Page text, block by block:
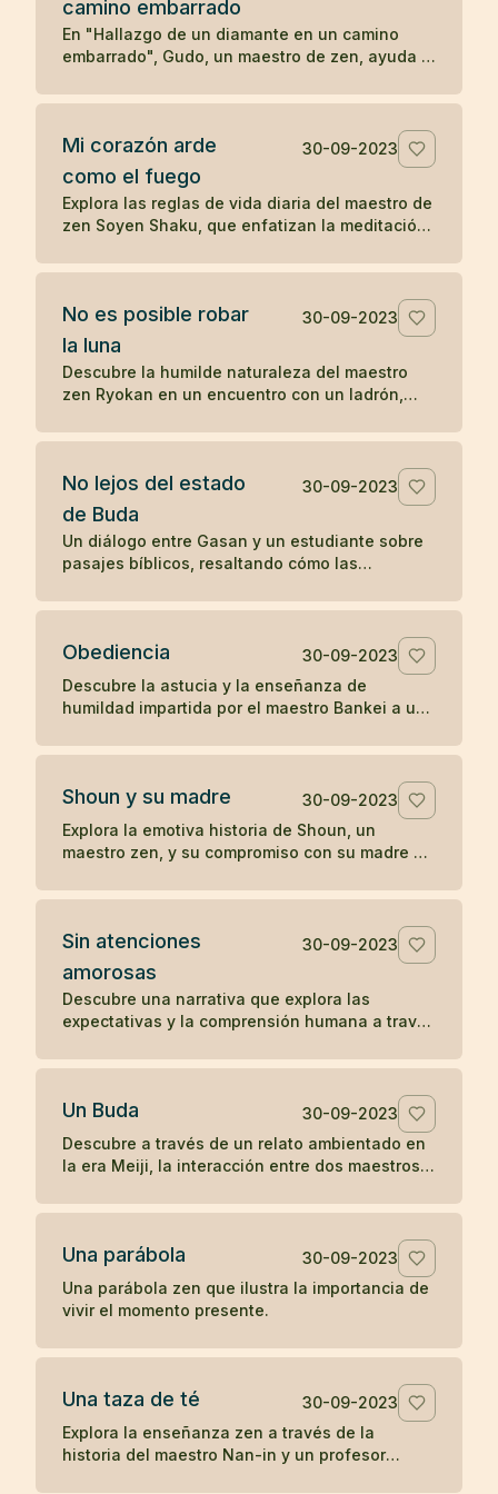
serenidad y la aceptación en las enseñanzas
Zen.
camino embarrado
En "Hallazgo de un diamante en un camino
embarrado", Gudo, un maestro de zen, ayuda a
consecuencias de su comportamiento
reflexión, el hombre decide seguir a Gudo y
transformar su vida, eventualmente
convirtiéndose en Mu-nan, un reconocido
maestro de zen, ilustrando cómo una
interacción significativa puede cambiar el
Mi corazón arde
como el fuego
30-09-2023
Explora las reglas de vida diaria del maestro de
zen Soyen Shaku, que enfatizan la meditación,
equilibrio entre el coraje y la ternura, guiando
No es posible robar
la luna
30-09-2023
Descubre la humilde naturaleza del maestro
zen Ryokan en un encuentro con un ladrón,
apreciación de las bellezas invaluables de la
No lejos del estado
de Buda
30-09-2023
Un diálogo entre Gasan y un estudiante sobre
pasajes bíblicos, resaltando cómo las
resonaron con la perspectiva budista de Gasan
presente.
Obediencia
30-09-2023
Descubre la astucia y la enseñanza de
humildad impartida por el maestro Bankei a un
destaca la simplicidad y directa sabiduría del
Shoun y su madre
30-09-2023
Explora la emotiva historia de Shoun, un
maestro zen, y su compromiso con su madre a
en reflexiones profundas sobre la existencia y
Sin atenciones
amorosas
30-09-2023
Descubre una narrativa que explora las
expectativas y la comprensión humana a través
una joven en la antigua China.
Un Buda
30-09-2023
Descubre a través de un relato ambientado en
la era Meiji, la interacción entre dos maestros
concepto de humanidad y la percepción del
Una parábola
30-09-2023
Una parábola zen que ilustra la importancia de
vivir el momento presente.
Una taza de té
30-09-2023
Explora la enseñanza zen a través de la
historia del maestro Nan-in y un profesor